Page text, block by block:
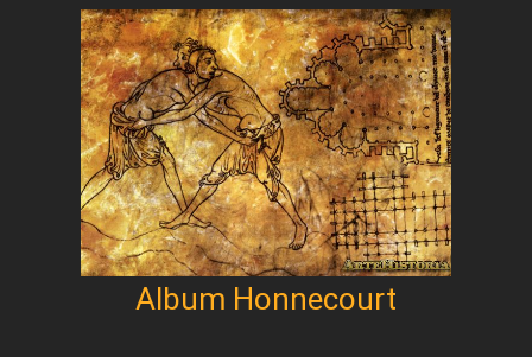
Album Honnecourt